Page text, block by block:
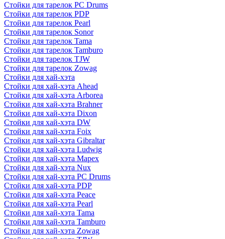
Стойки для тарелок PC Drums
Стойки для тарелок PDP
Стойки для тарелок Pearl
Стойки для тарелок Sonor
Стойки для тарелок Tama
Стойки для тарелок Tamburo
Стойки для тарелок TJW
Стойки для тарелок Zowag
Стойки для хай-хэта
Стойки для хай-хэта Ahead
Стойки для хай-хэта Arborea
Стойки для хай-хэта Brahner
Стойки для хай-хэта Dixon
Стойки для хай-хэта DW
Стойки для хай-хэта Foix
Стойки для хай-хэта Gibraltar
Стойки для хай-хэта Ludwig
Стойки для хай-хэта Mapex
Стойки для хай-хэта Nux
Стойки для хай-хэта PC Drums
Стойки для хай-хэта PDP
Стойки для хай-хэта Peace
Стойки для хай-хэта Pearl
Стойки для хай-хэта Tama
Стойки для хай-хэта Tamburo
Стойки для хай-хэта Zowag